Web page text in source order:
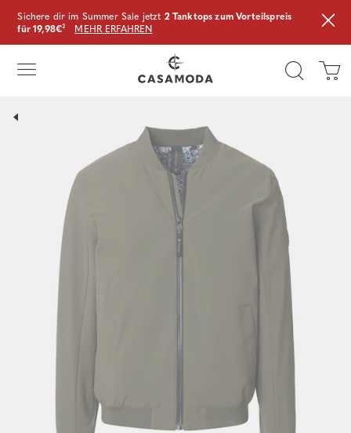
Sichere dir im Summer Sale jetzt 2 Tanktops zum Vorteilspreis
für 19,98€² MEHR ERFAHREN